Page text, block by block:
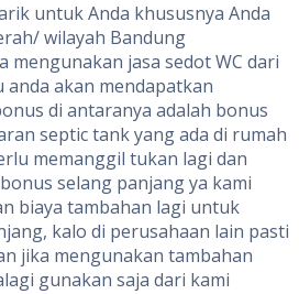
untuk Anda khususnya Anda
wilayah Bandung
mengunakan jasa sedot WC dari
akan mendapatkan
di antaranya adalah bonus
septic tank yang ada di rumah
memanggil tukan lagi dan
selang panjang ya kami
biaya tambahan lagi untuk
kalo di perusahaan lain pasti
jika mengunakan tambahan
gunakan saja dari kami